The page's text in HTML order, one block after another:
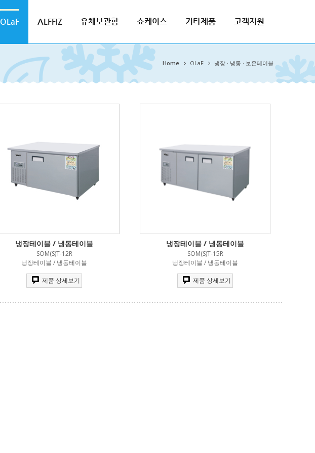
OLaF ALFFIZ 유체보관함 쇼케이스 기타제품 고객지원
Home OLaF 냉장 · 냉동 · 보온테이블
냉장테이블 / 냉동테이블
SOM(S)T-12R
냉장테이블 / 냉동테이블
제품 상세보기
냉장테이블 / 냉동테이블
SOM(S)T-15R
냉장테이블 / 냉동테이블
제품 상세보기